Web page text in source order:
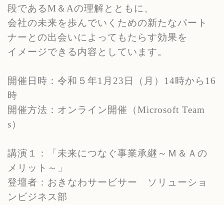
段であるM ＆Aの理解とともに、
会社の未来を歩んでいくための新たなパート
ナーとの出会いによってもたらす効果を
イメージできる内容としています。
開催日時：令和５年1 月 23 日（月） 14時から 16
時
開催方法：オンライン開催（Microsoft Team
s）
講演１：「未来につなぐ事業承継～Ｍ＆Ａの
メリット～」
登壇者：おきなわサービサー ソリューショ
ンビジネス部